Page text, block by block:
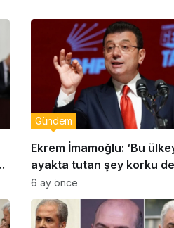
Ekrem İmamoğlu: ‘Bu
ayakta tutan şey korku
milletin aklı, iradesi ve
inancıdır’
Gündem
6 ay önce